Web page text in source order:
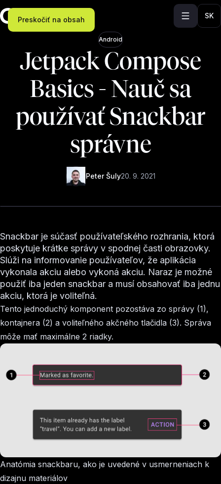
Preskočiť na obsah SK
Android
Jetpack Compose
Basics - Nauč sa
používať Snackbar
správne
Peter Šuly20. 9. 2021
Snackbar je súčasť používateľského rozhrania, ktorá
poskytuje krátke správy v spodnej časti obrazovky.
Slúži na informovanie používateľov, že aplikácia
vykonala akciu alebo vykoná akciu. Naraz je možné
použiť iba jeden snackbar a musí obsahovať iba jednu
akciu, ktorá je voliteľná.
Tento jednoduchý komponent pozostáva zo správy (1),
kontajnera (2) a voliteľného akčného tlačidla (3). Správa
môže mať maximálne 2 riadky.
Anatómia snackbaru, ako je uvedené v usmerneniach k
dizajnu materiálov